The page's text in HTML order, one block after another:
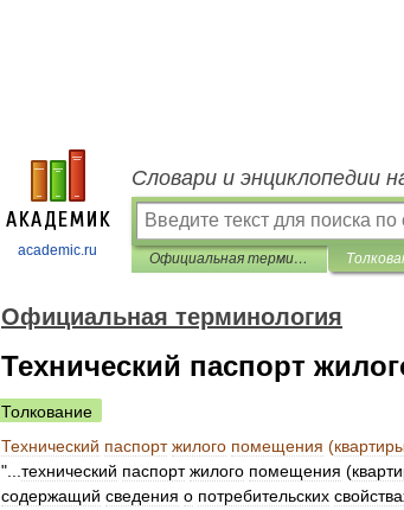
academic.ru
Словари и энциклопедии
Официальная терминология
Официальная терминология
Технический паспорт
Толкование
Технический паспорт жилого помещения (квартиры
"... технический паспорт жилого помещения (
содержащий сведения о потребительских